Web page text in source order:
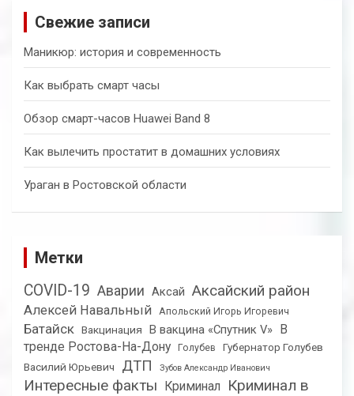
Свежие записи
Маникюр: история и современность
Как выбрать смарт часы
Обзор смарт-часов Huawei Band 8
Как вылечить простатит в домашних условиях
Ураган в Ростовской области
Метки
COVID-19 Аварии Аксай Аксайский район
Алексей Навальный Апольский Игорь Игоревич
Батайск Вакцинация В вакцина «Спутник V» В
тренде Ростова-На-Дону
Голубев
Губернатор Голубев
Василий Юрьевич
ДТП Зубов Александр Иванович
Интересные факты Криминал
Криминал в